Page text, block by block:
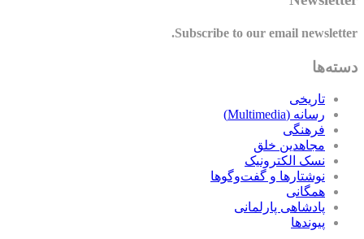
Subscribe to our email newsletter.
دسته‌ها
تاریخی
رسانه (Multimedia)
فرهنگی
مجاهدین خلق
نسک الکترونیک
نوشتارها و گفت‌وگوها
همگانی
پادشاهی پارلمانی
پیوندها